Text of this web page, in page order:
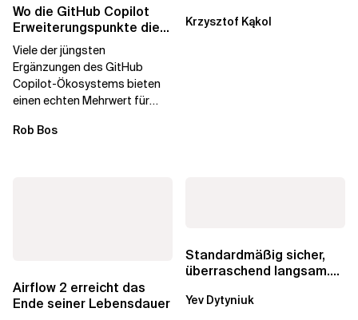
Wo die GitHub Copilot
Erweiterungspunkte die
Governance brechen
Viele der jüngsten
Ergänzungen des GitHub
Copilot-Ökosystems bieten
einen echten Mehrwert für
aber auch die...
Rob Bos
Durch die Automatisierung...
Krzysztof Kąkol
Airflow 2 erreicht das
Ende seiner Lebensdauer
Standardmäßig sicher,
überraschend langsam.
über die RDS...
Yev Dytyniuk